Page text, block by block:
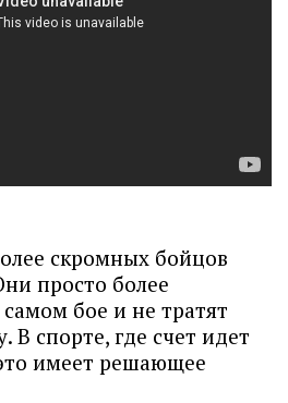
скромных бойцов
просто более
бое и не тратят
В спорте, где счет идет
имеет решающее